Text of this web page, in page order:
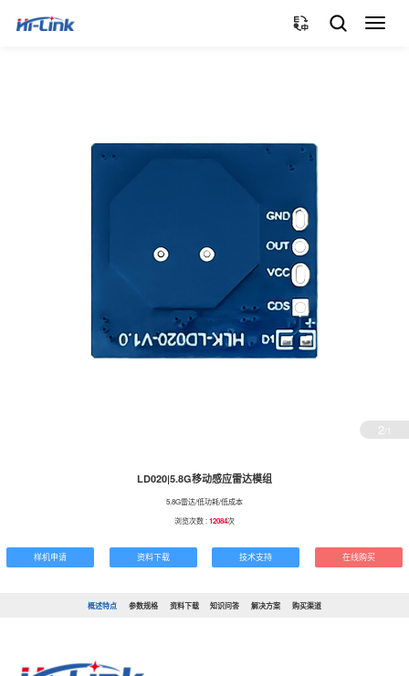
切
2 /1
LD020|5.8G移动感应雷达模组
5.8G雷达/低功耗/低成本
浏览次数 :12084次
样机申请 资料下载 技术支持 在线购买
概述特点 参数规格 资料下载 知识问答 解决方案 购买渠道